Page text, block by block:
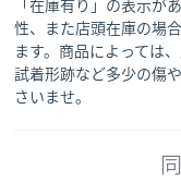
「在庫有り」の表示が
性、また店頭在庫の場
ます。商品によっては
試着形跡など多少の傷
さいませ。